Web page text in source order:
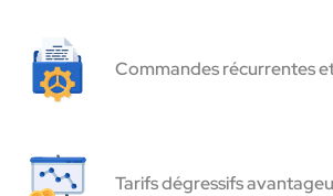
Commandes récurrentes
Tarifs dégressifs